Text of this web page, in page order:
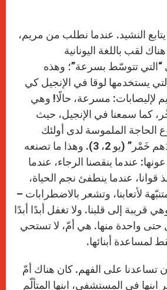
يتابع النشيد. عندما نطلب من مريم،
لقب باللغة اليونانية
“التي تتوسّط بسرعة”؛ وهذه
يستخدمها لوقا في الإنجيل كي
لإليصابات: مسرعة، حالًا! وهي
كما سمعنا في الإنجيل، حيث
الحاجة الملموسة لدى أولئك
الأشخاص: “لَيسَ عِندَهم خَمْر” (يو 2، 3). وهذا ما تصنعه
عندما ينقصنا الرجاء، عندما
قوانا، عندما ينطفئ نجم الحياة،
لأتعابنا، وتشعر بالاضطرابات –
قريبة إلى قلبنا. ولا تغفل أبدًا أبدًا
حتى واحدة منها. هي أمّ، لا تستحي
لمساعدة أبنائها.
تساعدنا على الفهم. كان هناك أمّ
في المستشفى، ابنها المتألّم